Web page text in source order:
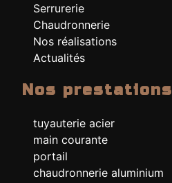
Serrurerie
Chaudronnerie
Nos réalisations
Actualités
Nos prestations
tuyauterie acier
main courante
portail
chaudronnerie aluminium